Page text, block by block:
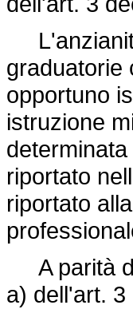
graduatorie
opportuno
istruzione
riportato
riportato
A parità di
a) dell'art.